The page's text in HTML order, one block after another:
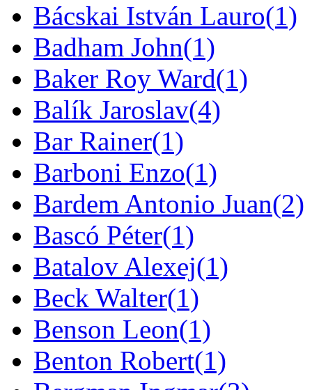
Bácskai István Lauro(1)
Badham John(1)
Baker Roy Ward(1)
Balík Jaroslav(4)
Bar Rainer(1)
Barboni Enzo(1)
Bardem Antonio Juan(2)
Bascó Péter(1)
Batalov Alexej(1)
Beck Walter(1)
Benson Leon(1)
Benton Robert(1)